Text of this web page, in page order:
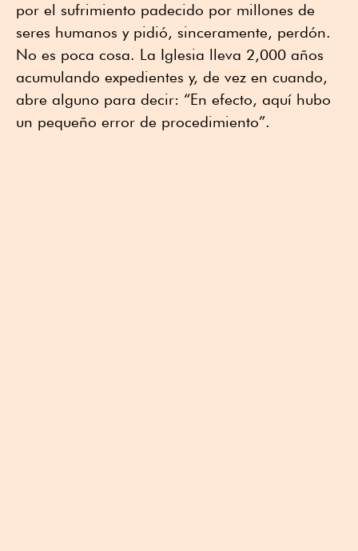
por el sufrimiento padecido por millones de
seres humanos y pidió, sinceramente, perdón.
No es poca cosa. La Iglesia lleva 2,000 años
acumulando expedientes y, de vez en cuando,
abre alguno para decir: “En efecto, aquí hubo
un pequeño error de procedimiento”.